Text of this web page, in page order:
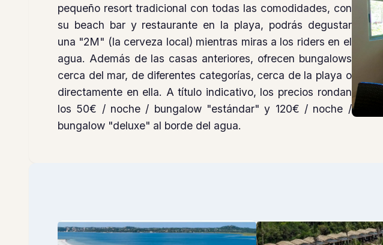
pequeño resort tradicional con todas las comodidades, con
su beach bar y restaurante en la playa, podrás degustar
una "2M" (la cerveza local) mientras miras a los riders en el
agua. Además de las casas anteriores, ofrecen bungalows
cerca del mar, de diferentes categorías, cerca de la playa o
directamente en ella. A título indicativo, los precios rondan
los 50€ / noche / bungalow "estándar" y 120€ / noche /
bungalow "deluxe" al borde del agua.